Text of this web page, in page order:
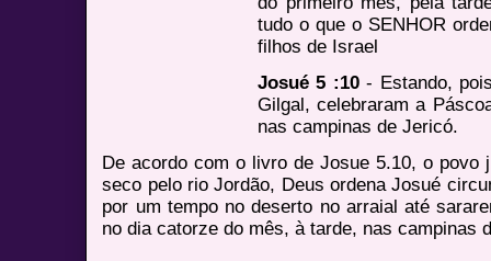
tudo o que o SENHOR
filhos de Israel
Josué 5 :10- Estando,
Gilgal, celebraram a
nas campinas de Jericó.
De acordo com o livro de Josue 5.10, o povo
seco pelo rio Jordão, Deus ordena Josué
por um tempo no deserto no arraial até
no dia catorze do mês, à tarde, nas campinas